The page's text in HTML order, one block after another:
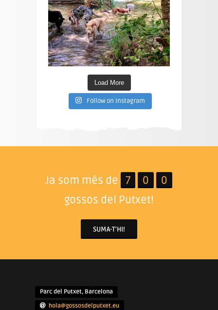
Load More
Follow on Instagram
Ja som més de 7 0
0
gossos del Putxet!
SUMA-T'HI!
Parc del Putxet, Barcelona
hola@gossosdelputxet.eu